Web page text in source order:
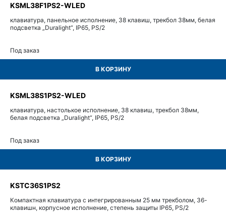
KSML38F1PS2-WLED
клавиатура, панельное исполнение, 38 клавиш, трекбол 38мм, белая
подсветка „Duralight“, IP65, PS/2
Под заказ
В КОРЗИНУ
KSML38S1PS2-WLED
клавиатура, настолькое исполнение, 38 клавиш, трекбол 38мм,
белая подсветка „Duralight“, IP65, PS/2
Под заказ
В КОРЗИНУ
KSTC36S1PS2
Компактная клавиатура с интегрированным 25 мм трекболом, 36-
клавишн, корпусное исполнение, степень защиты IP65, PS/2